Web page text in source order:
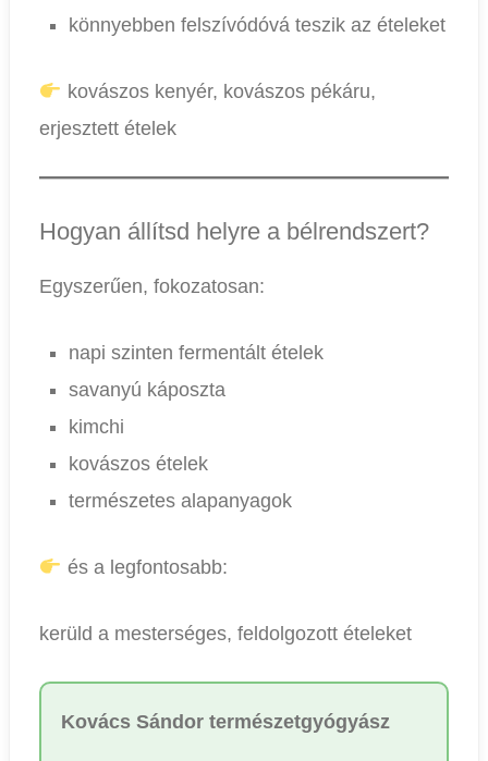
könnyebben felszívódóvá teszik az ételeket
kovászos kenyér, kovászos pékáru,
erjesztett ételek
Hogyan állítsd helyre a bélrendszert?
Egyszerűen, fokozatosan:
napi szinten fermentált ételek
savanyú káposzta
kimchi
kovászos ételek
természetes alapanyagok
és a legfontosabb:
kerüld a mesterséges, feldolgozott ételeket
Kovács Sándor természetgyógyász